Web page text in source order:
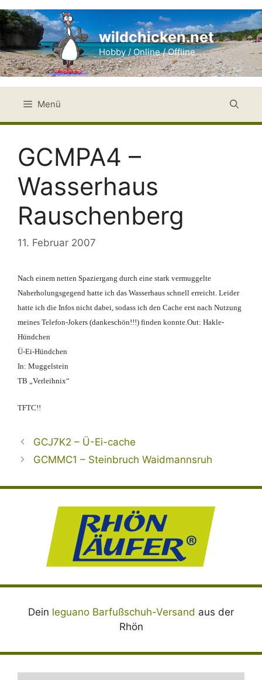
Zum
Inhalt
springen
wildchicken.net
Hobby / Online / Offline
Menü
GCMPA4 –
Wasserhaus
Rauschenberg
11. Februar 2007
Nach einem netten Spaziergang durch eine stark vermuggelte
Naherholungsgegend hatte ich das Wasserhaus schnell erreicht. Leider
hatte ich die Infos nicht dabei, sodass ich den Cache erst nach Nutzung
meines Telefon-Jokers (dankeschön!!!) finden konnte. Out: Hakle-
Hündchen
Ü-Ei-Hündchen
In: Muggelstein
TB „Verleihnix“
TFTC!!
GCJ7K2 – Ü-Ei-cache
GCMMC1 – Steinbruch Waidmannsruh
Dein leguano Barfußschuh-Versand aus der
Rhön